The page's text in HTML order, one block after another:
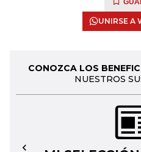
UNIRSE A
CONOZCA LOS
NUESTROS